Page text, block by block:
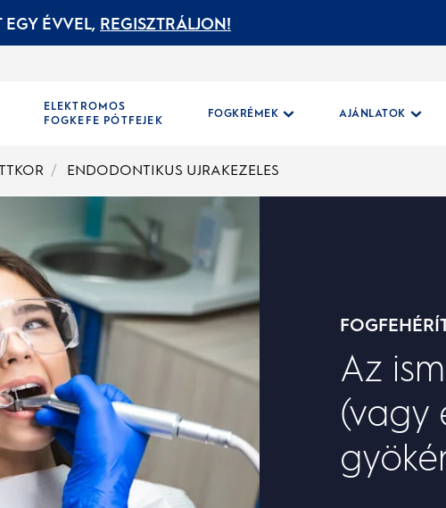
ÉVVEL, REGISZTRÁLJON!
ELEKTROMOS
FOGKEFE PÓTFEJEK
FOGKRÉMEK AJÁNLATOK
ENDODONTIKUS UJRAKEZELES
Az
(vagy